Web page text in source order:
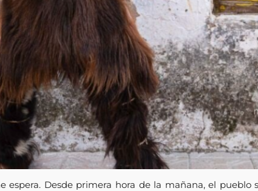
Desde primera hora de la mañana, el pueblo